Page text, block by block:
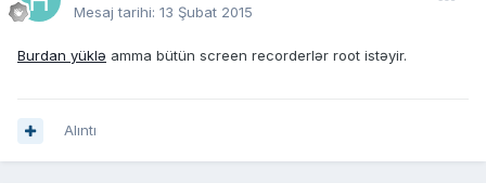
Mesaj tarihi: 13 Şubat 2015
Burdan yüklə amma bütün screen recorderlər root istəyir.
Alıntı